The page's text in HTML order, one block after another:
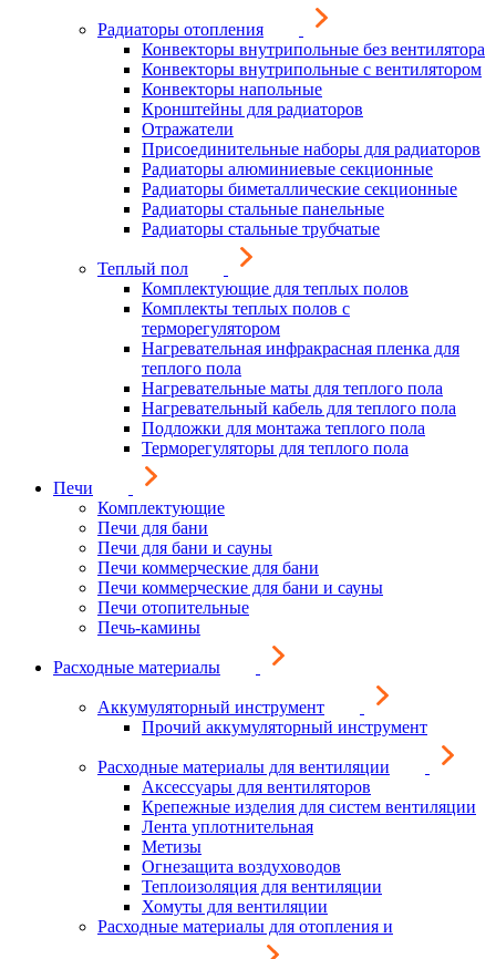
Радиаторы отопления
Конвекторы внутрипольные без вентилятора
Конвекторы внутрипольные с вентилятором
Конвекторы напольные
Кронштейны для радиаторов
Отражатели
Присоединительные наборы для радиаторов
Радиаторы алюминиевые секционные
Радиаторы биметаллические секционные
Радиаторы стальные панельные
Радиаторы стальные трубчатые
Теплый пол
Комплектующие для теплых полов
Комплекты теплых полов с
терморегулятором
Нагревательная инфракрасная пленка для
теплого пола
Нагревательные маты для теплого пола
Нагревательный кабель для теплого пола
Подложки для монтажа теплого пола
Терморегуляторы для теплого пола
Печи
Комплектующие
Печи для бани
Печи для бани и сауны
Печи коммерческие для бани
Печи коммерческие для бани и сауны
Печи отопительные
Печь-камины
Расходные материалы
Аккумуляторный инструмент
Прочий аккумуляторный инструмент
Расходные материалы для вентиляции
Аксессуары для вентиляторов
Крепежные изделия для систем вентиляции
Лента уплотнительная
Метизы
Огнезащита воздуховодов
Теплоизоляция для вентиляции
Хомуты для вентиляции
Расходные материалы для отопления и